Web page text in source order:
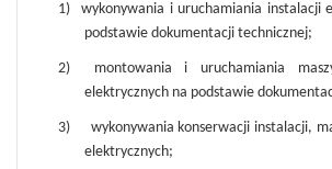
1)
wykonywania i uruchamiania instalacji
podstawie dokumentacji technicznej;
2)
montowania i uruchamiania
elektrycznych na podstawie
3)
wykonywania konserwacji instalacji,
elektrycznych;